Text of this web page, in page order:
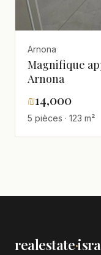
Arnona
Magnifique
Arnona
₪14,000
5 pièces · 123 m²
realestate·